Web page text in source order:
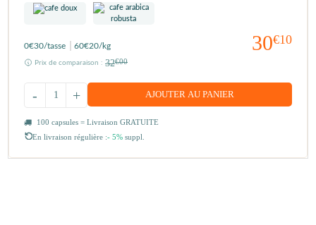
30€10
0€30/tasse 60€20/kg
Prix de comparaison : 32€00
+
- AJOUTER AU PANIER
100 capsules = Livraison GRATUITE
En livraison régulière :- 5% suppl.